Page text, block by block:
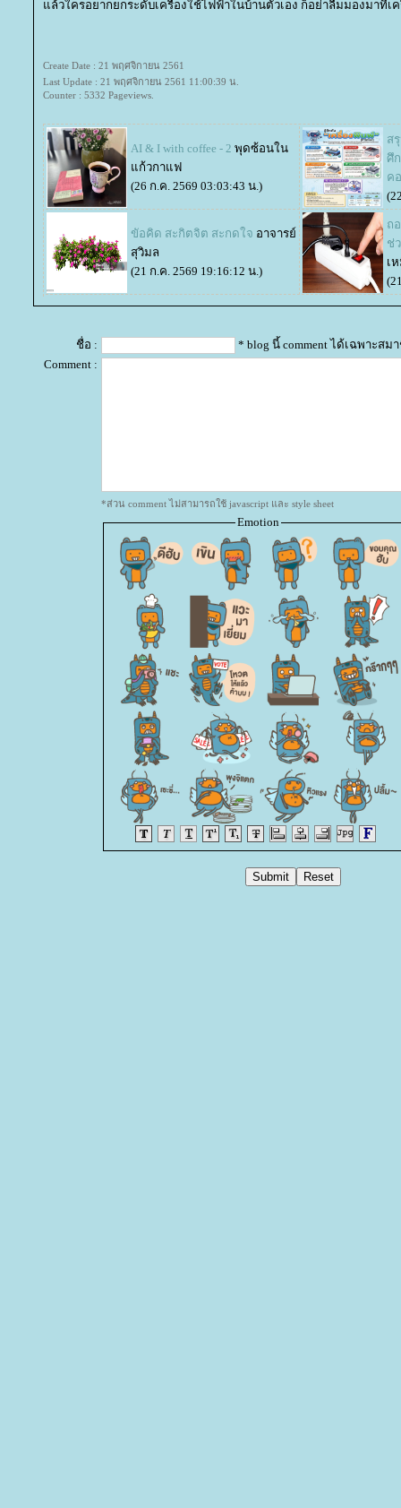
ล้วใครอยากยกระดับเครื่องใช้ไฟฟ้าในบ้านตัวเอง ก็อย่าลืมมองมาที่เ
Create Date : 21 พฤศจิกายน 2561
Last Update : 21 พฤศจิกายน 2561 11:00:39 น.
Counter : 5332 Pageviews.
AI & I with coffee - 2 พุดซ้อนใน
ก้วกาแฟ
(26 ก.ค. 2569 03:03:43 น.)
ส
ศึ
ค
ขัอคิด สะกิตจิต สะกดใจ อาจารย์
สุวิมล
(21 ก.ค. 2569 19:16:12 น.)
ถ
ช่
เ
ชื่อ :
* blog นี้ comment ได้เฉพาะสม
Comment :
*ส่วน comment ไม่สามารถใช้ javascript และ style sheet
Emotion